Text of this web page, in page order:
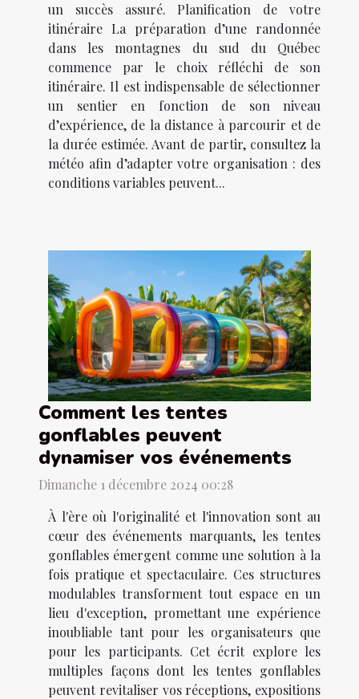
un succès assuré. Planification de votre
itinéraire La préparation d’une randonnée
dans les montagnes du sud du Québec
commence par le choix réfléchi de son
itinéraire. Il est indispensable de sélectionner
un sentier en fonction de son niveau
d’expérience, de la distance à parcourir et de
la durée estimée. Avant de partir, consultez la
météo afin d’adapter votre organisation : des
conditions variables peuvent...
Comment les tentes
gonflables peuvent
dynamiser vos événements
Dimanche 1 décembre 2024 00:28
À l'ère où l'originalité et l'innovation sont au
cœur des événements marquants, les tentes
gonflables émergent comme une solution à la
fois pratique et spectaculaire. Ces structures
modulables transforment tout espace en un
lieu d'exception, promettant une expérience
inoubliable tant pour les organisateurs que
pour les participants. Cet écrit explore les
multiples façons dont les tentes gonflables
peuvent revitaliser vos réceptions, expositions